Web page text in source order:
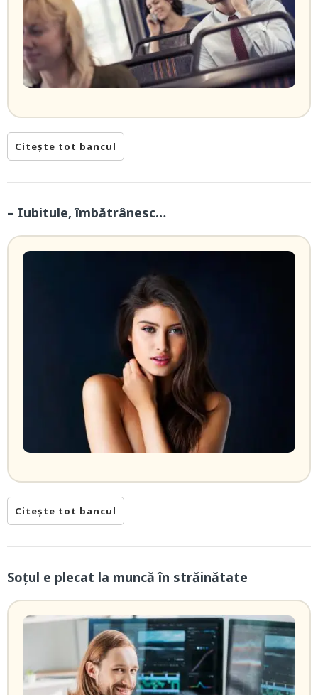
Citește tot bancul
– Iubitule, îmbătrânesc…
Citește tot bancul
Soțul e plecat la muncă în străinătate